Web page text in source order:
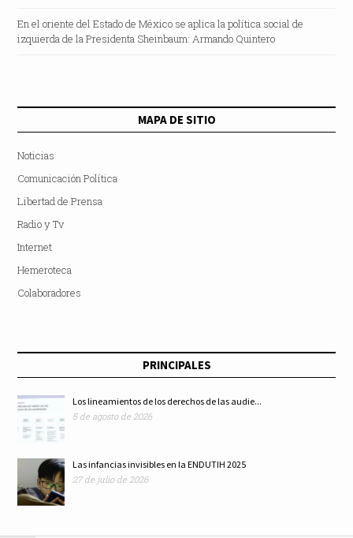
En el oriente del Estado de México se aplica la política social de
izquierda de la Presidenta Sheinbaum: Armando Quintero
MAPA DE SITIO
Noticias
Comunicación Política
Libertad de Prensa
Radio y Tv
Internet
Hemeroteca
Colaboradores
PRINCIPALES
Los lineamientos de los derechos de las audie...
5 de agosto de 2026
Las infancias invisibles en la ENDUTIH 2025
27 de julio de 2026